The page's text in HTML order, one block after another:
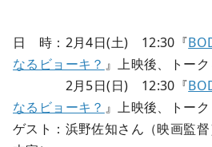
日 時：2月4日(土) 12:30『
なるビョーキ？ 』上映後、トー
2月5日(日) 12:30『
なるビョーキ？ 』上映後、トーク
ゲスト：浜野佐知さん（映画監